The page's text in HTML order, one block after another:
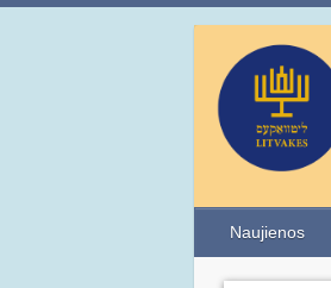
Naujienos